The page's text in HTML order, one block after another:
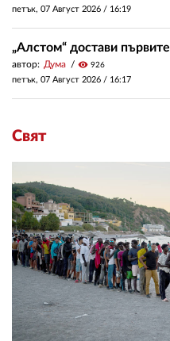
петък, 07 Август 2026 / 16:19
„Алстом“ достави
автор: Дума visibility 926
петък, 07 Август 2026 / 16:17
Свят